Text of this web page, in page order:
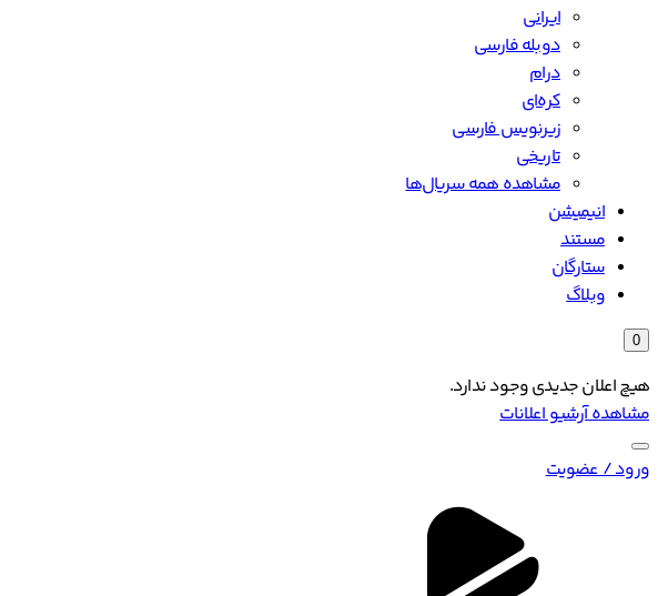
ایرانی
دوبله فارسی
درام
کره‌ای
زیرنویس فارسی
تاریخی
مشاهده همه سریال‌ها
انیمیشن
مستند
ستارگان
وبلاگ
0
هیچ اعلان جدیدی وجود ندارد.
مشاهده آرشیو اعلانات
ورود / عضویت